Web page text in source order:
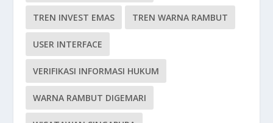
TREN INVEST EMAS TREN WARNA RAMBUT
USER INTERFACE
VERIFIKASI INFORMASI HUKUM
WARNA RAMBUT DIGEMARI